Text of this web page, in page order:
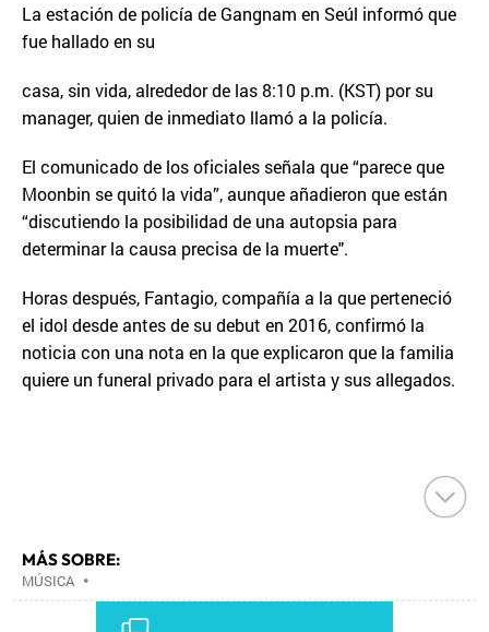
La estación de policía de Gangnam en Seúl informó que
fue hallado en su
casa, sin vida, alrededor de las 8:10 p.m. (KST) por su
manager, quien de inmediato llamó a la policía.
El comunicado de los oficiales señala que “parece que
Moonbin se quitó la vida”, aunque añadieron que están
“discutiendo la posibilidad de una autopsia para
determinar la causa precisa de la muerte".
Horas después, Fantagio, compañía a la que perteneció
el idol desde antes de su debut en 2016, confirmó la
noticia con una nota en la que explicaron que la familia
quiere un funeral privado para el artista y sus allegados.
MÁS SOBRE:
MÚSICA •